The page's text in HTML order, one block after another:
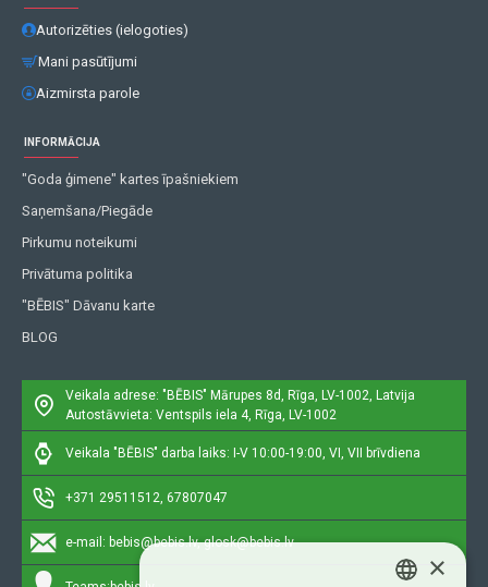
Autorizēties (ielogoties)
Mani pasūtījumi
Aizmirsta parole
INFORMĀCIJA
"Goda ģimene" kartes īpašniekiem
Saņemšana/Piegāde
Pirkumu noteikumi
Privātuma politika
"BĒBIS" Dāvanu karte
BLOG
Veikala adrese: "BĒBIS" Mārupes 8d, Rīga, LV-1002, Latvija
Autostāvvieta: Ventspils iela 4, Rīga, LV-1002
Veikala "BĒBIS" darba laiks: I-V 10:00-19:00, VI, VII brīvdiena
+371 29511512, 67807047
e-mail: bebis@bebis.lv, glosk@bebis.lv
×